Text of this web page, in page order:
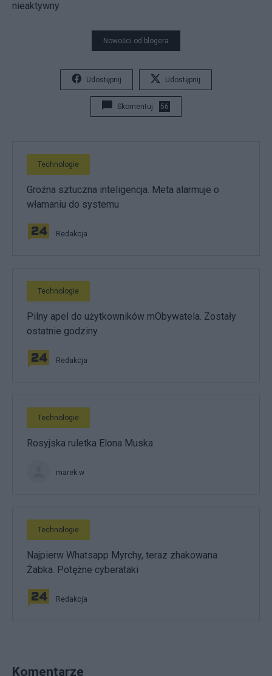
nieaktywny
Nowości od blogera
Udostępnij Udostępnij
Skomentuj 56
Technologie
Groźna sztuczna inteligencja. Meta alarmuje o
włamaniu do systemu
Redakcja
Technologie
Pilny apel do użytkowników mObywatela. Zostały
ostatnie godziny
Redakcja
Technologie
Rosyjska ruletka Elona Muska
marek.w
Technologie
Najpierw Whatsapp Myrchy, teraz zhakowana
Żabka. Potężne cyberataki
Redakcja
Komentarze